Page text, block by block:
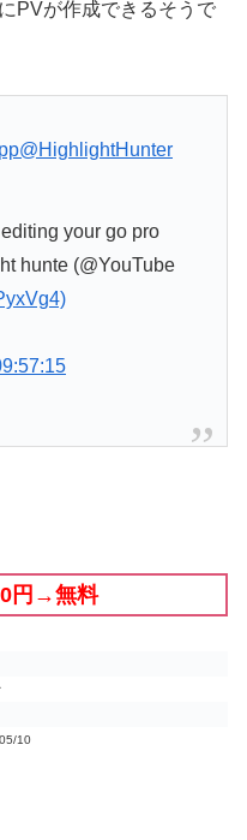
PVが作成できるそうで
@HighlightHunter
your go pro
hunte (@YouTube
円→無料
10